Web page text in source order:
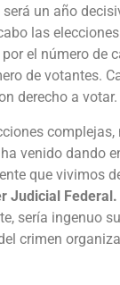
un año
las
el número de
de votantes.
derecho a votar.
venido dando
que vivimos
Judicial Federal.
sería ingenuo
crimen